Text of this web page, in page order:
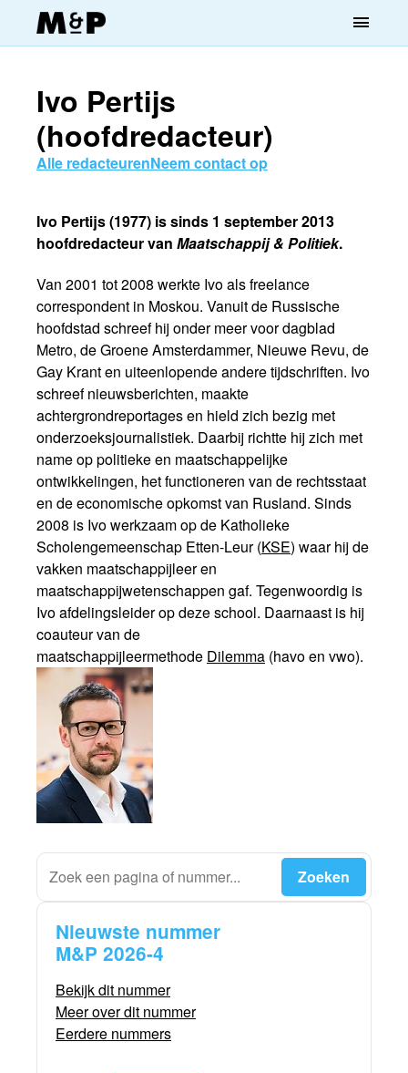
menu
Ivo Pertijs
(hoofdredacteur)
Alle redacteurenNeem contact op
Ivo Pertijs (1977) is sinds 1 september 2013
hoofdredacteur van Maatschappij & Politiek.
Van 2001 tot 2008 werkte Ivo als freelance
correspondent in Moskou. Vanuit de Russische
hoofdstad schreef hij onder meer voor dagblad
Metro, de Groene Amsterdammer, Nieuwe Revu, de
Gay Krant en uiteenlopende andere tijdschriften. Ivo
schreef nieuwsberichten, maakte
achtergrondreportages en hield zich bezig met
onderzoeksjournalistiek. Daarbij richtte hij zich met
name op politieke en maatschappelijke
ontwikkelingen, het functioneren van de rechtsstaat
en de economische opkomst van Rusland. Sinds
2008 is Ivo werkzaam op de Katholieke
Scholengemeenschap Etten-Leur (KSE) waar hij de
vakken maatschappijleer en
maatschappijwetenschappen gaf. Tegenwoordig is
Ivo afdelingsleider op deze school. Daarnaast is hij
coauteur van de
maatschappijleermethode Dilemma (havo en vwo).
Nieuwste nummer
M&P 2026-4
Bekijk dit nummer
Meer over dit nummer
Eerdere nummers